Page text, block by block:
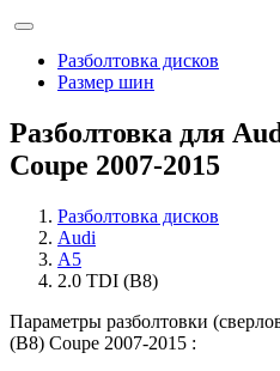
Разболтовка дисков
Размер шин
Разболтовка для
Coupe 2007-2015
Разболтовка дисков
Audi
A5
2.0 TDI (B8)
Параметры разболтовки
(B8) Coupe 2007-2015 :